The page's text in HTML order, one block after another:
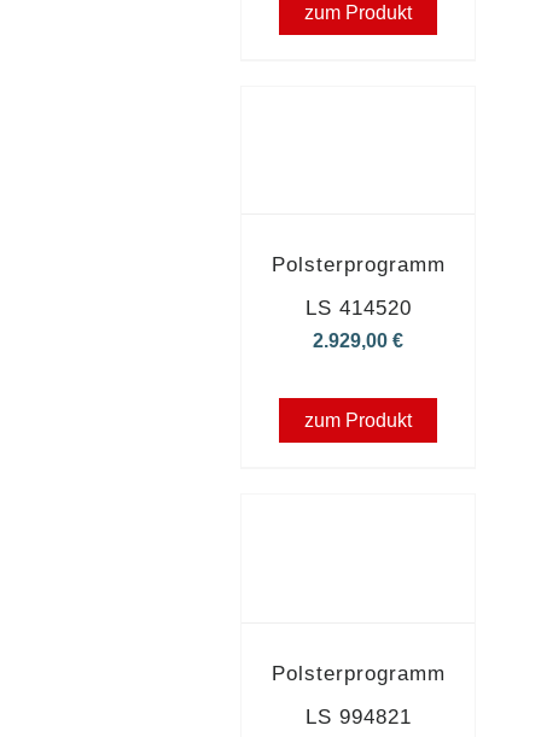
zum Produkt
Polsterprogramm
LS 414520
2.929,00€
zum Produkt
Polsterprogramm
LS 994821